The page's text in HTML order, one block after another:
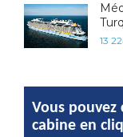
13
Vous
cabine en